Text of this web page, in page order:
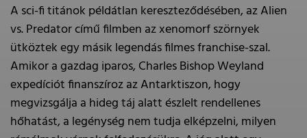
A sci-fi titánok példátlan kereszteződésében, az Alien
vs. Predator című filmben az xenomorf szörnyek
ütköztek egy másik legendás filmes franchise-szal.
Amikor a gazdag iparos, Charles Bishop Weyland
expedíciót finanszíroz az Antarktiszon, hogy
megvizsgálja a hideg táj alatt észlelt rendellenes
hőhatást, a legénység nem tudja elképzelni, milyen